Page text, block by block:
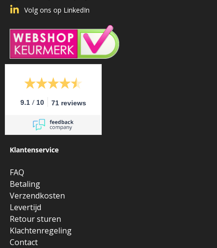
Volg ons op LinkedIn
9.1 / 10 71 reviews
Klantenservice
FAQ
Betaling
Verzendkosten
Levertijd
Retour sturen
Klachtenregeling
Contact